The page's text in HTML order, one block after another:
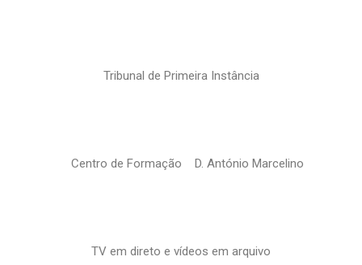
Tribunal de Primeira Instância
Centro de Formação D. António Marcelino
TV em direto e vídeos em arquivo